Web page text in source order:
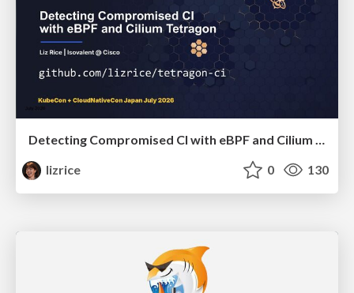
Detecting Compromised CI with eBPF and Cilium Tetragon
lizrice
0 130